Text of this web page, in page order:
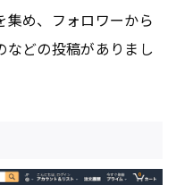
集め、フォロワーから
などの投稿がありまし